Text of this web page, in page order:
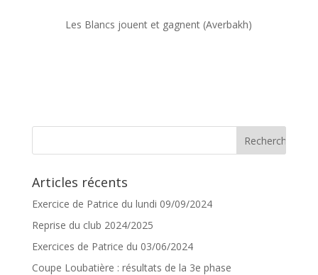
Les Blancs jouent et gagnent (Averbakh)
Articles récents
Exercice de Patrice du lundi 09/09/2024
Reprise du club 2024/2025
Exercices de Patrice du 03/06/2024
Coupe Loubatière : résultats de la 3e phase